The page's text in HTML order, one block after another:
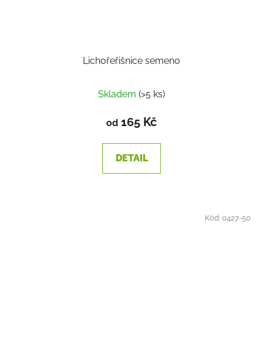
Lichořeřišnice semeno
Skladem (>5 ks)
od 165 Kč
DETAIL
Kód:0427-50